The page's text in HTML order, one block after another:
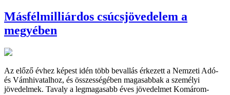
Másfélmilliárdos csúcsjövedelem a
megyében
Az előző évhez képest idén több bevallás érkezett a Nemzeti Adó-
és Vámhivatalhoz, és összességében magasabbak a személyi
jövedelmek. Tavaly a legmagasabb éves jövedelmet Komárom-